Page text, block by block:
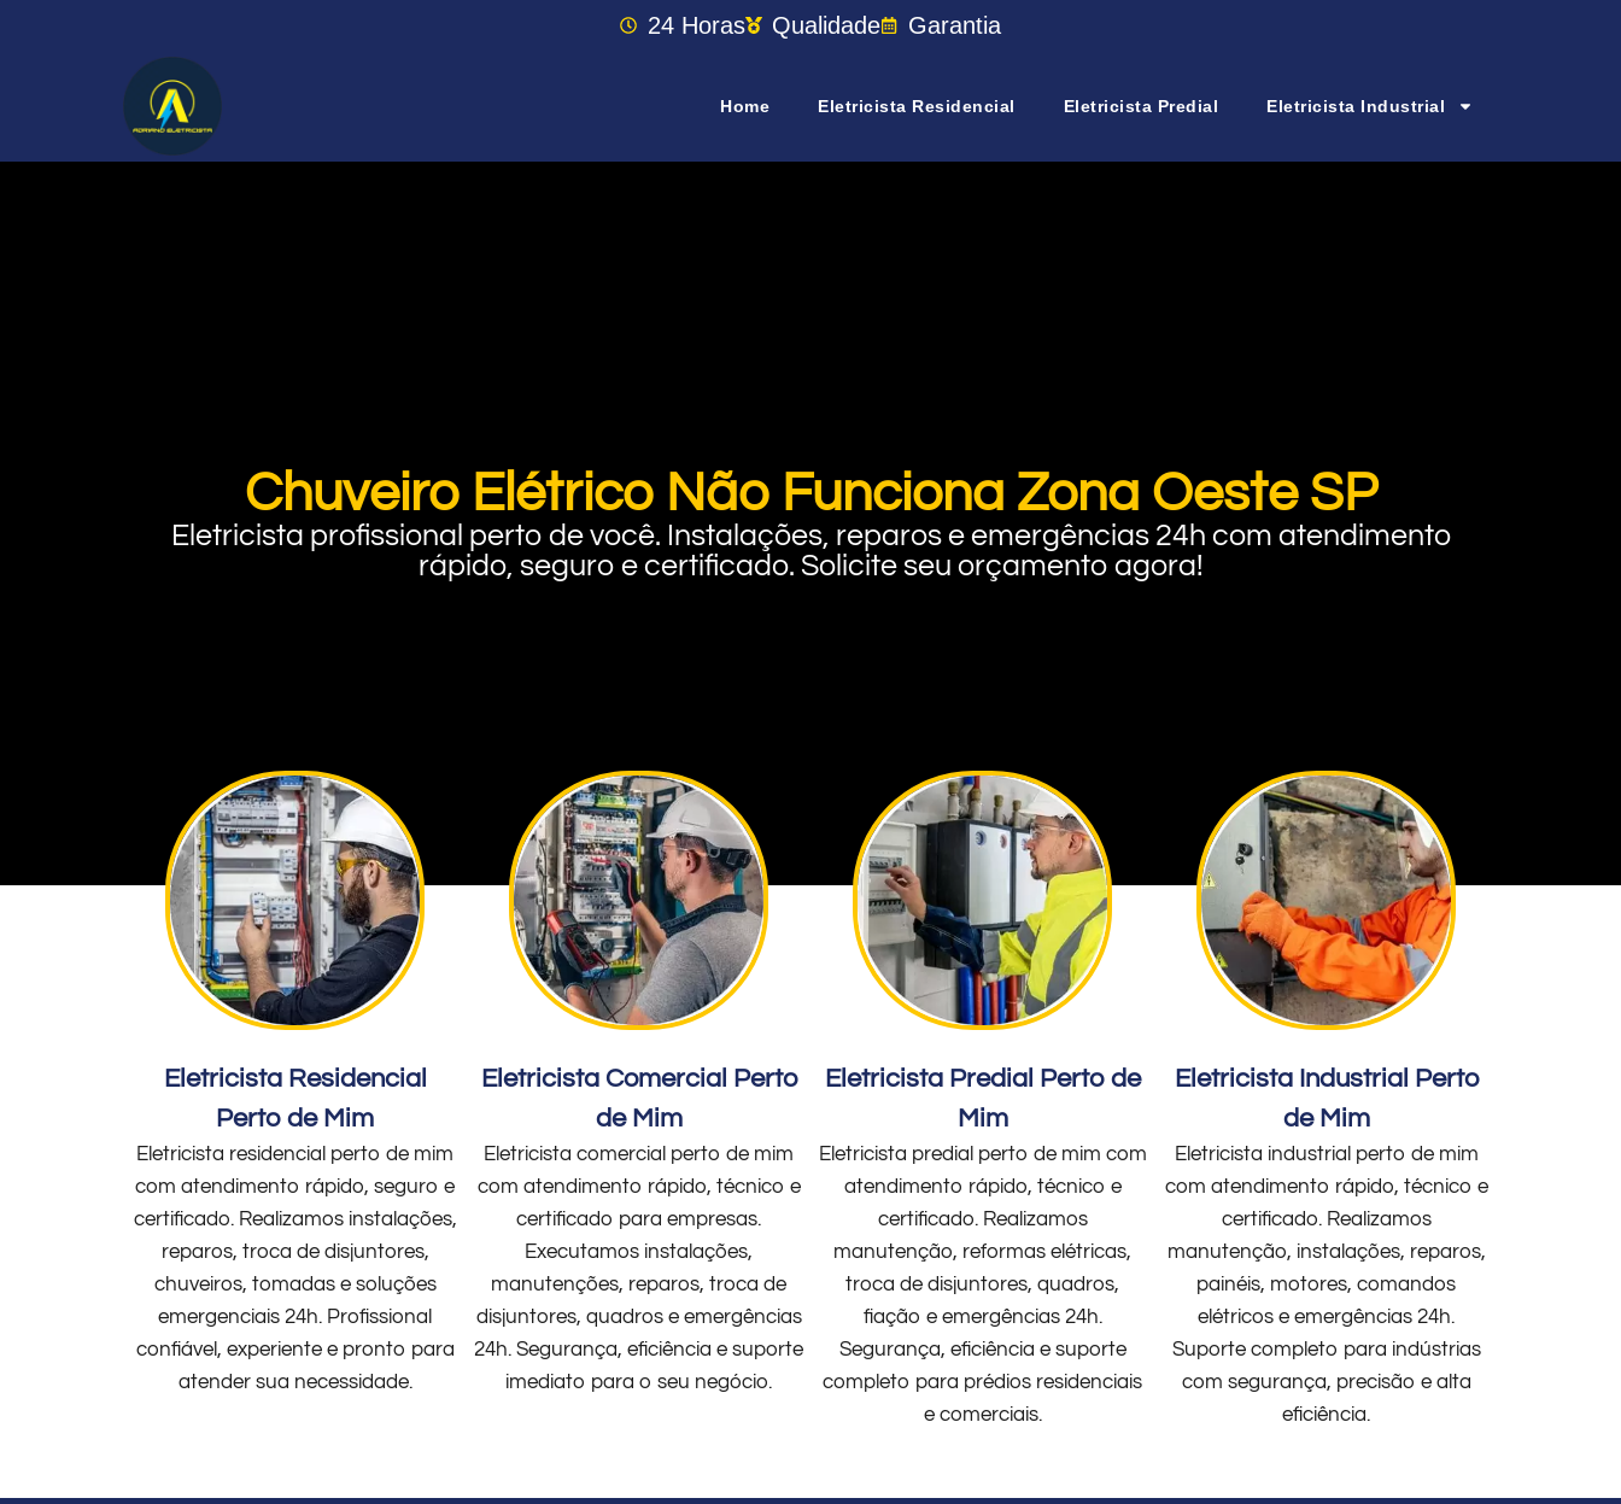
24 Horas Qualidade Garantia
Home Eletricista Residencial Eletricista Predial Eletricista Industrial
Chuveiro Elétrico Não Funciona Zona Oeste SP
Eletricista profissional perto de você. Instalações, reparos e emergências 24h com atendimento
rápido, seguro e certificado. Solicite seu orçamento agora!
Eletricista Residencial
Perto de Mim
Eletricista residencial perto de mim
com atendimento rápido, seguro e
certificado. Realizamos instalações,
reparos, troca de disjuntores,
chuveiros, tomadas e soluções
emergenciais 24h. Profissional
confiável, experiente e pronto para
atender sua necessidade.
Eletricista Comercial Perto
de Mim
Eletricista comercial perto de mim
com atendimento rápido, técnico e
certificado para empresas.
Executamos instalações,
manutenções, reparos, troca de
disjuntores, quadros e emergências
24h. Segurança, eficiência e suporte
imediato para o seu negócio.
Eletricista Predial Perto de
Mim
Eletricista predial perto de mim com
atendimento rápido, técnico e
certificado. Realizamos
manutenção, reformas elétricas,
troca de disjuntores, quadros,
fiação e emergências 24h.
Segurança, eficiência e suporte
completo para prédios residenciais
e comerciais.
Eletricista Industrial Perto
de Mim
Eletricista industrial perto de mim
com atendimento rápido, técnico e
certificado. Realizamos
manutenção, instalações, reparos,
painéis, motores, comandos
elétricos e emergências 24h.
Suporte completo para indústrias
com segurança, precisão e alta
eficiência.